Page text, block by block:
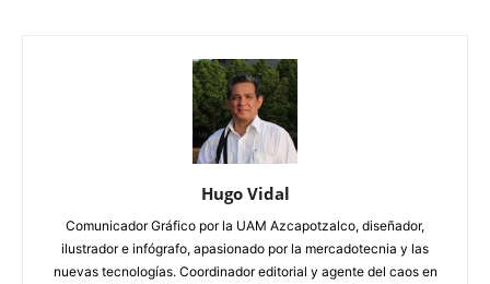
Hugo Vidal
Comunicador Gráfico por la UAM Azcapotzalco, diseñador,
ilustrador e infógrafo, apasionado por la mercadotecnia y las
nuevas tecnologías. Coordinador editorial y agente del caos en